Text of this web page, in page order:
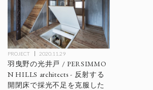
PROJECT 2020.11.29
羽曳野の光井戸 / PERSIMMO
N HILLS architects - 反射する
開閉床で採光不足を克服した